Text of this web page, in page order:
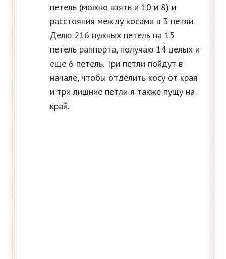
петель (можно взять и 10 и 8) и
расстояния между косами в 3 петли.
Делю 216 нужных петель на 15
петель раппорта, получаю 14 целых и
еще 6 петель. Три петли пойдут в
начале, чтобы отделить косу от края
и три лишние петли я также пущу на
край.